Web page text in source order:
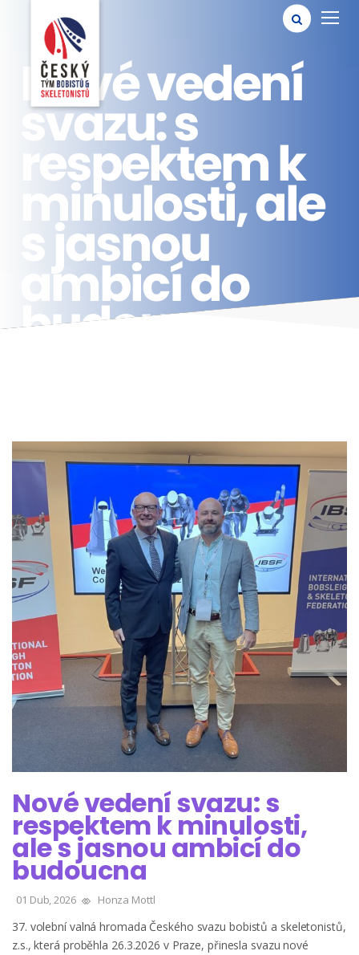
Nové vedení
svazu: s
respektem k
minulosti, ale
s jasnou
ambicí do
budoucna
Nové vedení svazu: s
respektem k minulosti,
ale s jasnou ambicí do
budoucna
01 Dub, 2026 Honza Mottl
37. volební valná hromada Českého svazu bobistů a skeletonistů,
z.s., která proběhla 26.3.2026 v Praze, přinesla svazu nové